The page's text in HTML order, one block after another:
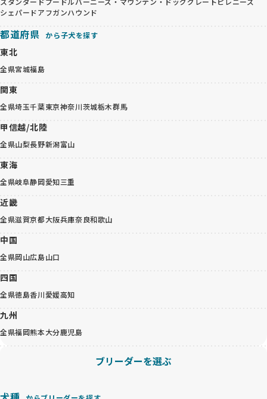
シェパードアフガンハウンド
都道府県 から子犬を探す
東北
全県宮城福島
関東
全県埼玉千葉東京神奈川茨城栃木群馬
甲信越/北陸
全県山梨長野新潟富山
東海
全県岐阜静岡愛知三重
近畿
全県滋賀京都大阪兵庫奈良和歌山
中国
全県岡山広島山口
四国
全県徳島香川愛媛高知
九州
全県福岡熊本大分鹿児島
ブリーダーを選ぶ